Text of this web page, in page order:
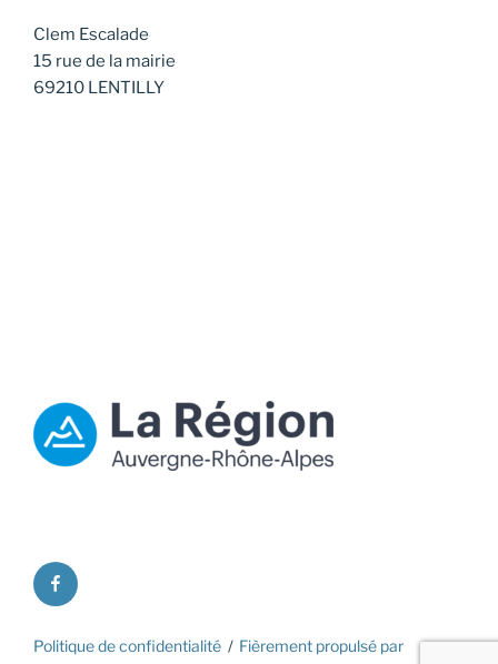
Clem Escalade
15 rue de la mairie
69210 LENTILLY
facebook
Politique de confidentialité
Fièrement propulsé par